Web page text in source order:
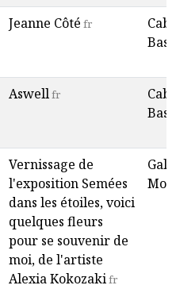
Jeanne Côté fr
Aswellfr
Vernissage de
l'exposition Semées
dans les étoiles, voici
quelques fleurs
pour se souvenir de
moi, de l'artiste
Alexia Kokozakifr